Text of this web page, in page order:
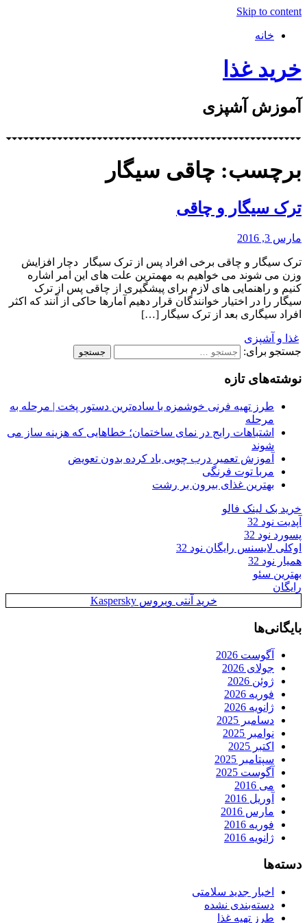
Skip to content
خانه
خرید غذا
آموزش آشپزی
برچسب: چاقی سیگار
ترک سیگار و چاقی
مارس 3, 2016
ترک سیگار و چاقی برخی افراد پس از ترک سیگار دچار افزایش
وزن می شوند می خواهیم به مهمترین علت های این امر اشاره
کنیم و راهنمایی های لازم برای پیشگیری از چاقی پس از ترک
سیگار را در اختیار خوانندگان قرار دهیم آمارها حاکی از آنند که اکثر
افراد سیگاری بعد از ترک سیگار […]
غذا و آشپزی
جستجو برای:
نوشته‌های تازه
طرز تهیه فرنی خوشمزه با ساده‌ترین دستور پخت | مرحله به
مرحله
اشتباهات رایج در نمای ساختمان؛ خطاهایی که هزینه ساز می
شوند
آموزش تعمیر درب چوبی باد کرده بدون تعویض
مربا توت فرنگی
بهترین غذای بیرون بر رشت
خرید بک لینک فالو
آپدیت نود 32
پسورد نود 32
اوکلی لایسنس رایگان نود 32
همیار نود 32
بهترین سئو
رایگان
خرید آنتی ویروس Kaspersky
بایگانی‌ها
آگوست 2026
جولای 2026
ژوئن 2026
فوریه 2026
ژانویه 2026
دسامبر 2025
نوامبر 2025
اکتبر 2025
سپتامبر 2025
آگوست 2025
می 2016
آوریل 2016
مارس 2016
فوریه 2016
ژانویه 2016
دسته‌ها
اخبار جدید سلامتی
دسته‌بندی نشده
طرز تهیه غذا